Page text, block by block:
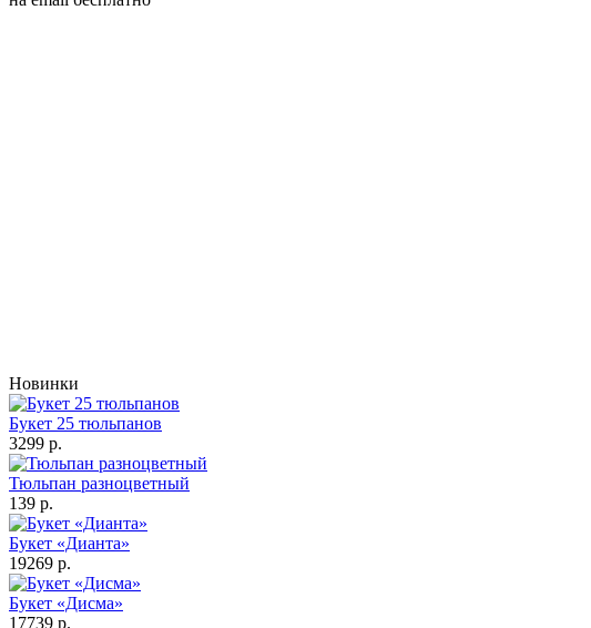
Новинки
Букет 25 тюльпанов
3299 р.
Тюльпан разноцветный
139 р.
Букет «Дианта»
19269 р.
Букет «Дисма»
17739 р.